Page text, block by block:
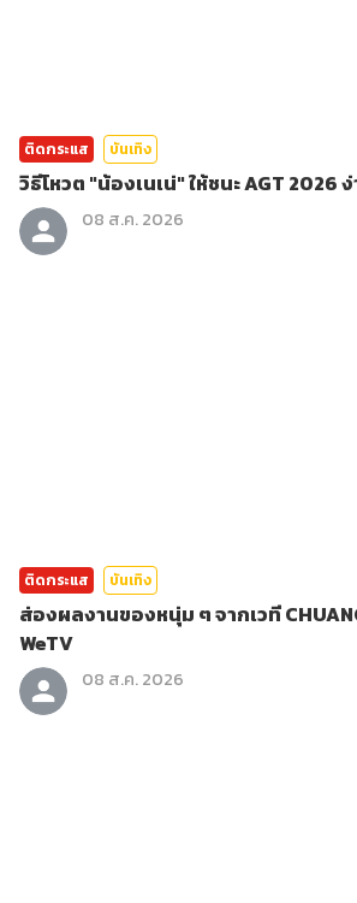
ติดกระแส บันเทิง
วิธีโหวต "น้องเนเน่" ให้ชนะ AGT 2026
08 ส.ค. 2026
ติดกระแส บันเทิง
ส่องผลงานของหนุ่ม ๆ จากเวที
WeTV
08 ส.ค. 2026